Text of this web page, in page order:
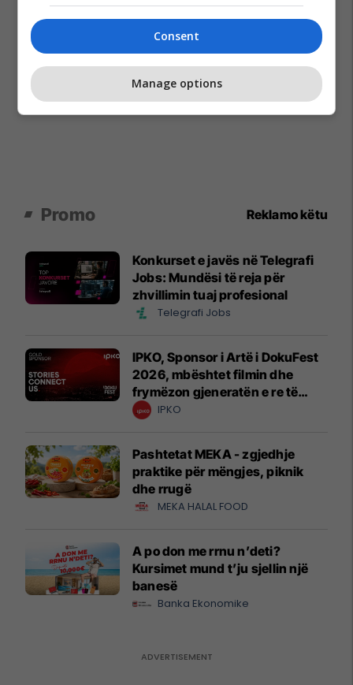
Promo Reklamo këtu
Konkurset e javës në Telegrafi
Jobs: Mundësi të reja për
zhvillimin tuaj profesional
Telegrafi Jobs
IPKO, Sponsor i Artë i DokuFest
2026, mbështet filmin dhe
frymëzon gjeneratën e re të
krijuesve
IPKO
Pashtetat MEKA - zgjedhje
praktike për mëngjes, piknik
dhe rrugë
MEKA HALAL FOOD
A po don me rrnu n’deti?
Kursimet mund t’ju sjellin një
banesë
Banka Ekonomike
Consent
Manage options